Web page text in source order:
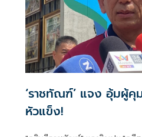
‘ราชทัณฑ์’ แจง อุ้มผู้คุม
หัวแข็ง!